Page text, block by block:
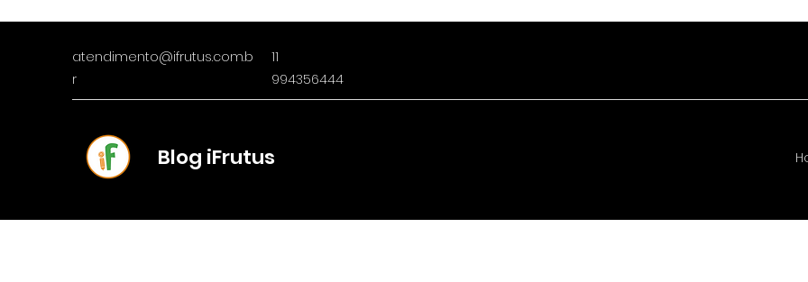
atendimento@ifrutus.com.b
r
11
994356444
Blog iFrutus